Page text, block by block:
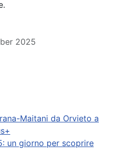
2025
Maitani da Orvieto a
un giorno per scoprire